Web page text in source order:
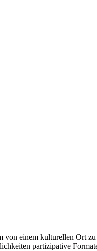
einem kulturellen Ort
partizipative